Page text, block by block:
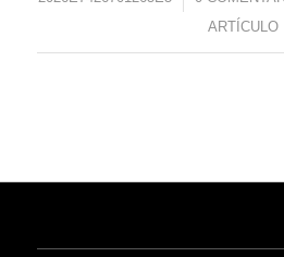
ARTÍCULO